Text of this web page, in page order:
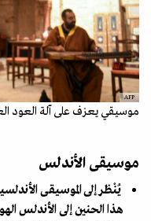
AFP
موسيقي يعزف على آلة العود
موسيقى الأندلس
يُنْظر إلى الموسيقى
هذا الحنين إلى الأندلس